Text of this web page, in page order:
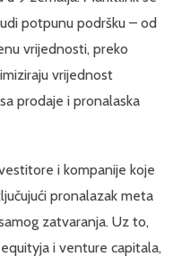
potpunu podršku – od
vrijednosti, preko
vrijednost
prodaje i pronalaska
i kompanije koje
pronalazak meta
zatvaranja. Uz to,
i venture capitala,